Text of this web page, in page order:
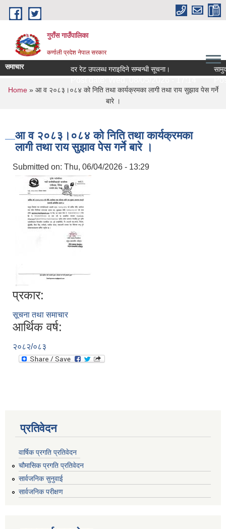
Skip to main content
गुराँस गाउँपालिका
कर्णाली प्रदेश नेपाल सरकार
समाचार दर रेट उपलब्ध गराइदिने सम्बन्धी सूचना।
You are here
Home» आ व २०८३।०८४ को निति तथा कार्यक्रमका लागी तथा राय सुझाव पेस गर्ने
बारे ।
आ व २०८३।०८४ को निति तथा कार्यक्रमका
लागी तथा राय सुझाव पेस गर्ने बारे ।
Submitted on: Thu, 06/04/2026 - 13:29
प्रकार:
सूचना तथा समाचार
आर्थिक वर्ष:
२०८२/०८३
प्रतिवेदन
वार्षिक प्रगति प्रतिवेदन
चौमासिक प्रगति प्रतिवेदन
सार्वजनिक सुनुवाई
सार्वजनिक परीक्षण